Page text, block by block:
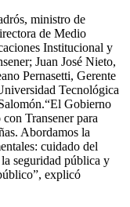
ministro de
de Medio
Institucional y
Juan José Nieto,
Pernasetti, Gerente
Tecnológica
Gobierno
Transener para
Abordamos la
cuidado del
seguridad pública y
explicó